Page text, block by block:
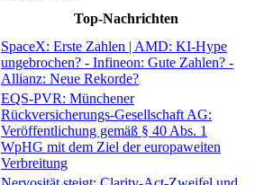
Top-Nachrichten
SpaceX: Erste Zahlen | AMD: KI-Hype
ungebrochen? - Infineon: Gute Zahlen? -
Allianz: Neue Rekorde?
EQS-PVR: Münchener
Rückversicherungs-Gesellschaft AG:
Veröffentlichung gemäß § 40 Abs. 1
WpHG mit dem Ziel der europaweiten
Verbreitung